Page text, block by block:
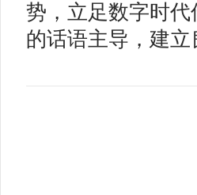
势，立足数字时
的话语主导，建